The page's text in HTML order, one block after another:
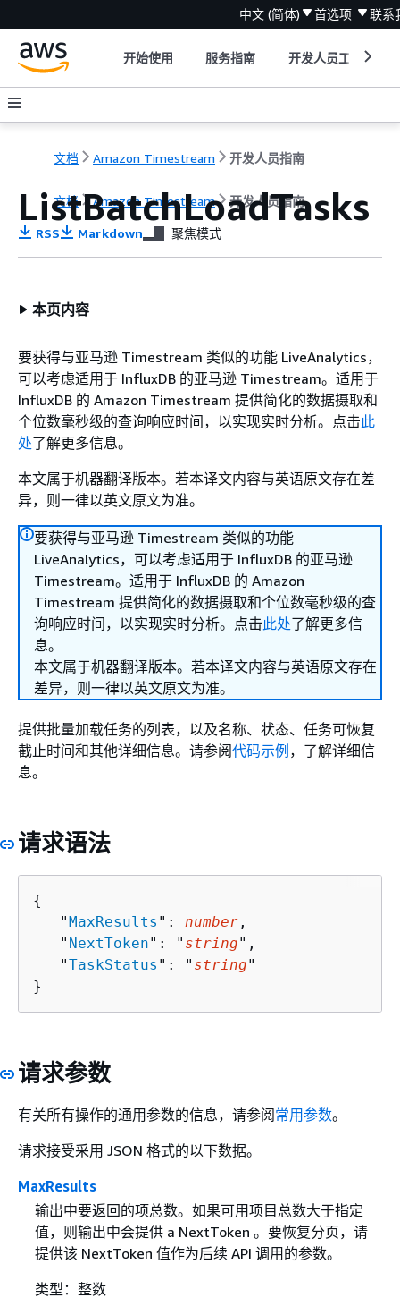
中文 (简体) 首选项 联系
开始使用 服务指南 开发人员工具
文档 Amazon Timestream 开发人员指南
文档 Amazon Timestream 开发人员指南
ListBatchLoadTasks
RSS Markdown 聚焦模式
本页内容
要获得与亚马逊 Timestream 类似的功能 LiveAnalytics，
可以考虑适用于 InfluxDB 的亚马逊 Timestream。适用于
InfluxDB 的 Amazon Timestream 提供简化的数据摄取和
个位数毫秒级的查询响应时间，以实现实时分析。点击此
处了解更多信息。
本文属于机器翻译版本。若本译文内容与英语原文存在差
异，则一律以英文原文为准。
要获得与亚马逊 Timestream 类似的功能
LiveAnalytics，可以考虑适用于 InfluxDB 的亚马逊
Timestream。适用于 InfluxDB 的 Amazon
Timestream 提供简化的数据摄取和个位数毫秒级的查
询响应时间，以实现实时分析。点击此处了解更多信
息。
本文属于机器翻译版本。若本译文内容与英语原文存在
差异，则一律以英文原文为准。
提供批量加载任务的列表，以及名称、状态、任务可恢复
截止时间和其他详细信息。请参阅代码示例 ，了解详细信
息。
请求语法
{
   "
MaxResults ": number ,
   "
NextToken": " string",
   "
TaskStatus ": " string"
}
请求参数
有关所有操作的通用参数的信息，请参阅常用参数。
请求接受采用 JSON 格式的以下数据。
MaxResults
输出中要返回的项总数。如果可用项目总数大于指定
值，则输出中会提供 a NextToken 。要恢复分页，请
提供该 NextToken 值作为后续 API 调用的参数。
类型：整数